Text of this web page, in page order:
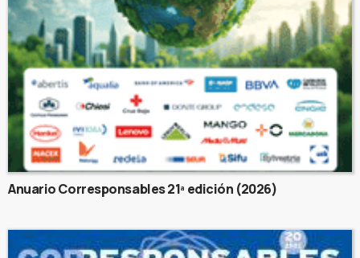
Anuario Corresponsables 21ª edición (2026)